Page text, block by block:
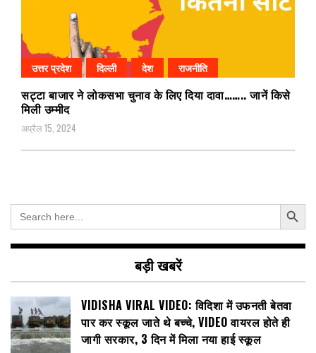
उत्तर प्रदेश दिल्ली देश राजनीति
सट्टा बाजार ने लोकसभा चुनाव के लिए दिया दावा…….. जानें किसे
मिली उम्मीद
अप्रैल 15, 2024
Search
for:
Search Button
बड़ी खबरें
VIDISHA VIRAL VIDEO: विदिशा में उफनती बेतवा
पार कर स्कूल जाते थे बच्चे, VIDEO वायरल होते ही
जागी सरकार, 3 दिन में मिला नया हाई स्कूल